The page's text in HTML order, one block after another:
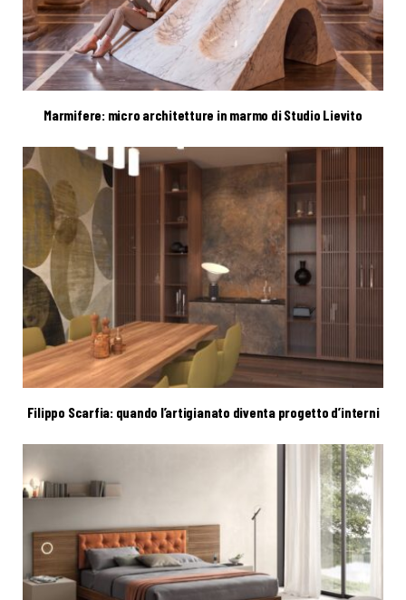
Marmifere: micro architetture in marmo di Studio Lievito
Filippo Scarfia: quando l’artigianato diventa progetto d’interni